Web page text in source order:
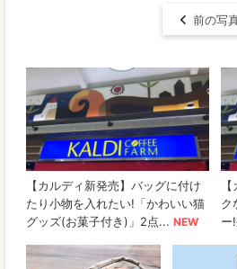
前の写